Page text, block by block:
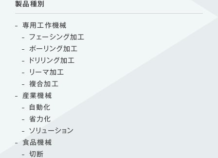
製品種別
専用工作機械
フェーシング加工
ボーリング加工
ドリリング加工
リーマ加工
複合加工
産業機械
自動化
省力化
ソリューション
食品機械
切断